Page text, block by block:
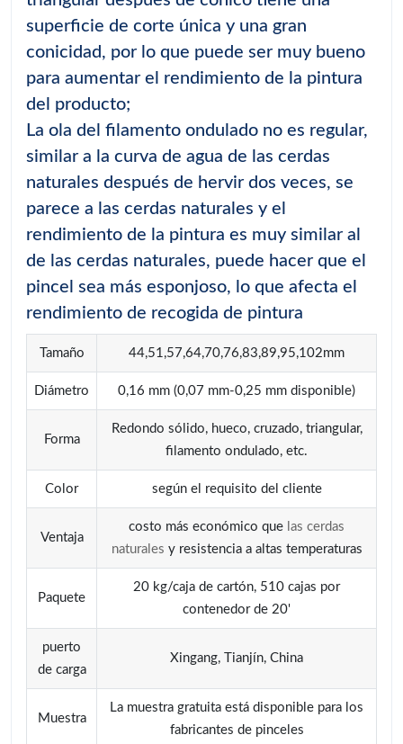
superficie de corte única y una gran
conicidad, por lo que puede ser muy bueno
para aumentar el rendimiento de la pintura
del producto;
La ola del filamento ondulado no es regular,
similar a la curva de agua de las cerdas
naturales después de hervir dos veces, se
parece a las cerdas naturales y el
rendimiento de la pintura es muy similar al
de las cerdas naturales, puede hacer que el
pincel sea más esponjoso, lo que afecta el
rendimiento de recogida de pintura
Tamaño 44,51,57,64,70,76,83,89,95,102mm
Diámetro 0,16 mm (0,07 mm-0,25 mm disponible)
Forma
Redondo sólido, hueco, cruzado, triangular,
filamento ondulado, etc.
Color según el requisito del cliente
Ventaja
costo más económico que las cerdas
naturales y resistencia a altas temperaturas
Paquete
20 kg/caja de cartón, 510 cajas por
contenedor de 20'
puerto
de carga
Xingang, Tianjín, China
Muestra
La muestra gratuita está disponible para los
fabricantes de pinceles